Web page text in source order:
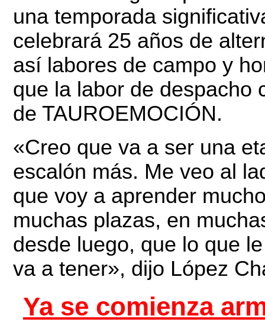
una temporada
celebrará 25 años de
así labores de campo y
que la labor de despacho
de TAUROEMOCIÓN.
«Creo que va a ser una
escalón más. Me veo al
que voy a aprender
muchas plazas, en
desde luego, que lo que
va a tener», dijo López
Ya se comienza